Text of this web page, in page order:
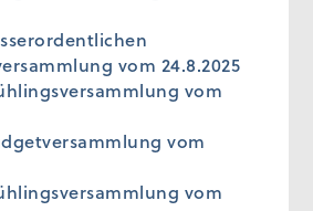
vom 24.8.2025
vom
vom
vom